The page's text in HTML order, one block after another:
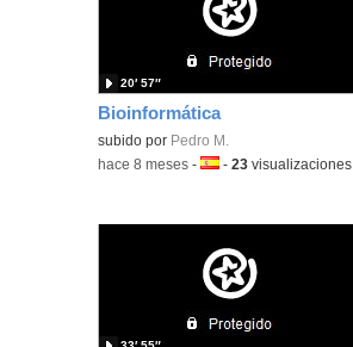
Bioinformática
Contenido educativo.
subido por Pedro M.
20′ 57″
-hace 8 meses -Idioma:
-23 visualizaciones